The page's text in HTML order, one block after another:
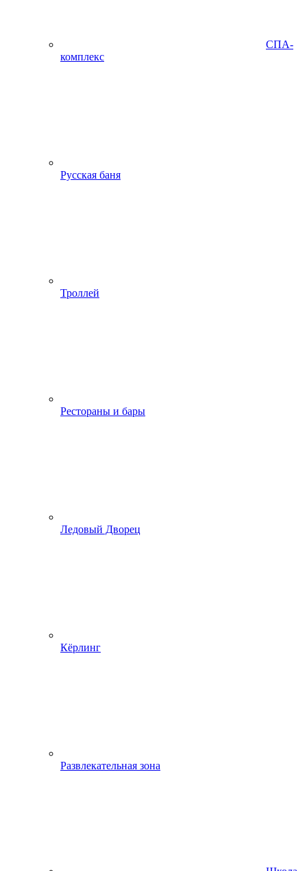
СПА-
комплекс
Русская баня
Троллей
Рестораны и бары
Ледовый Дворец
Кёрлинг
Развлекательная зона